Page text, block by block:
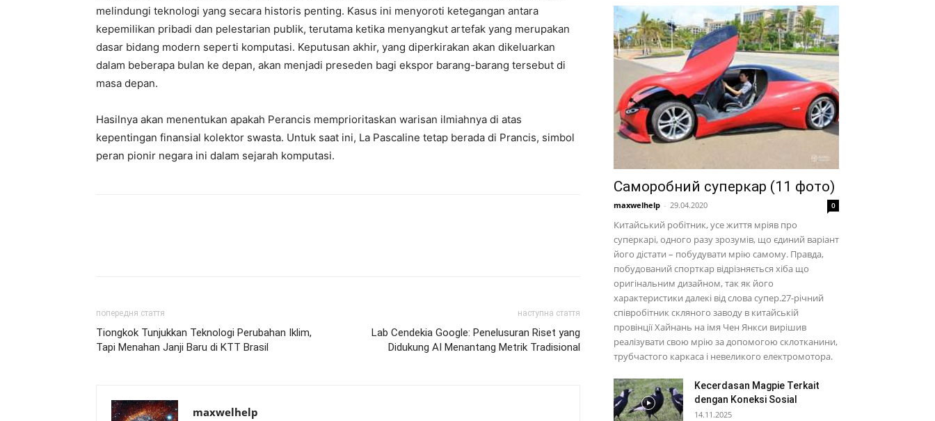
melindungi teknologi yang secara historis penting. Kasus ini menyoroti ketegangan antara
kepemilikan pribadi dan pelestarian publik, terutama ketika menyangkut artefak yang merupakan
dasar bidang modern seperti komputasi. Keputusan akhir, yang diperkirakan akan dikeluarkan
dalam beberapa bulan ke depan, akan menjadi preseden bagi ekspor barang-barang tersebut di
masa depan.
Hasilnya akan menentukan apakah Perancis memprioritaskan warisan ilmiahnya di atas
kepentingan finansial kolektor swasta. Untuk saat ini, La Pascaline tetap berada di Prancis, simbol
peran pionir negara ini dalam sejarah komputasi.
попередня стаття
Tiongkok Tunjukkan Teknologi Perubahan Iklim,
Tapi Menahan Janji Baru di KTT Brasil
наступна стаття
Lab Cendekia Google: Penelusuran Riset yang
Didukung AI Menantang Metrik Tradisional
maxwelhelp
Саморобний суперкар (11 фото)
maxwelhelp - 29.04.2020 0
Китайський робітник, усе життя мріяв про
суперкарі, одного разу зрозумів, що єдиний варіант
його дістати – побудувати мрію самому. Правда,
побудований спорткар відрізняється хіба що
оригінальним дизайном, так як його
характеристики далекі від слова супер.27-річний
співробітник скляного заводу в китайській
провінції Хайнань на імя Чен Янкси вирішив
реалізувати свою мрію за допомогою склотканини,
трубчастого каркаса і невеликого електромотора.
Kecerdasan Magpie Terkait
dengan Koneksi Sosial
14.11.2025